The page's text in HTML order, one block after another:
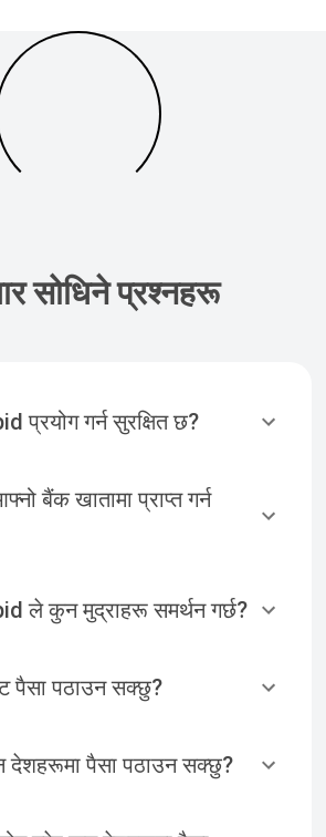
सोधिने प्रश्नहरू
प्रयोग गर्न सुरक्षित छ?
बैंक खातामा प्राप्त गर्न
ले कुन मुद्राहरू समर्थन गर्छ?
पैसा पठाउन सक्छु?
देशहरूमा पैसा पठाउन सक्छु?